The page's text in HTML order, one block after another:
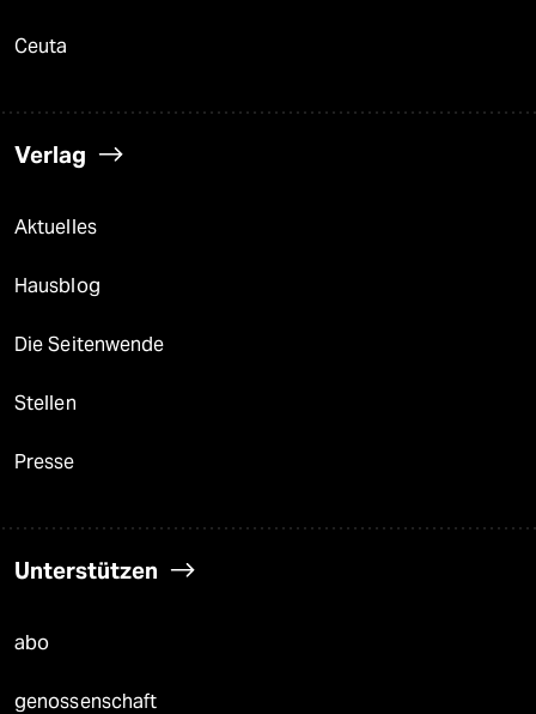
Ceuta
Verlag
Aktuelles
Hausblog
Die Seitenwende
Stellen
Presse
Unterstützen
abo
genossenschaft